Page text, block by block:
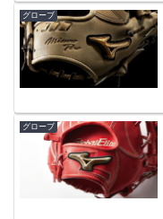
グローブ
グローブ